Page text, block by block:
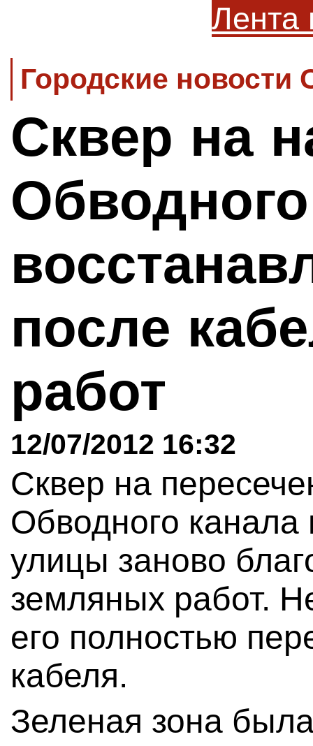
Лента
Городские новости
Cквер на
после
работ
12/07/2012 16:32
Сквер на
Обводного канала
улицы заново
земляных работ.
его полностью
кабеля.
Зеленая зона